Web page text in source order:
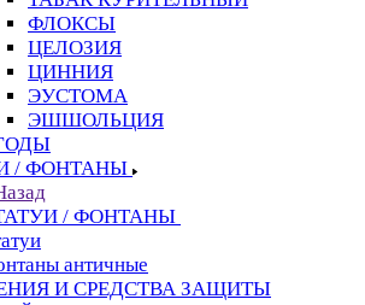
ФЛОКСЫ
ЦЕЛОЗИЯ
ЦИННИЯ
ЭУСТОМА
ЭШШОЛЬЦИЯ
/ ФОНТАНЫ
/ ФОНТАНЫ
античные
И СРЕДСТВА ЗАЩИТЫ